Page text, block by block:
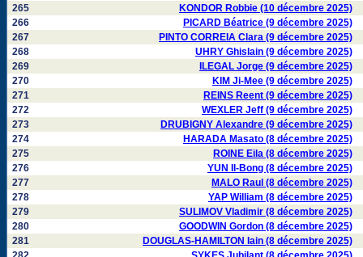
265
KONDOR Robbie (10 décembre 2025)
266
PICARD Béatrice (9 décembre 2025)
267
PINTO CORREIA Clara (9 décembre 2025)
268
UHRY Ghislain (9 décembre 2025)
269
ILEGAL Jorge (9 décembre 2025)
270
KIM Ji-Mee (9 décembre 2025)
271
REINS Reent (9 décembre 2025)
272
WEXLER Jeff (9 décembre 2025)
273
DRUBIGNY Alexandre (9 décembre 2025)
274
HARADA Masato (8 décembre 2025)
275
ROINE Eila (8 décembre 2025)
276
YUN Il-Bong (8 décembre 2025)
277
MALO Raul (8 décembre 2025)
278
YAP William (8 décembre 2025)
279
SULIMOV Vladimir (8 décembre 2025)
280
GOODWIN Gordon (8 décembre 2025)
281
DOUGLAS-HAMILTON Iain (8 décembre 2025)